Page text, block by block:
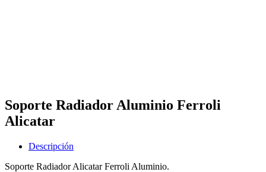
Soporte Radiador Aluminio Ferroli
Alicatar
Descripción
Soporte Radiador Alicatar Ferroli Aluminio.